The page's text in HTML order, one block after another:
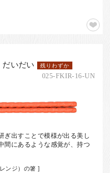
いだい 残りわずか
025-FKIR-16-UN
ぎ出すことで模様が出る美し
間にあるような感覚が、持つ
ンジ）の箸 ]